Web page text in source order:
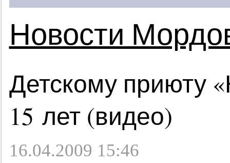
Новости
Детскому приюту
15 лет (видео)
16.04.2009 15:46